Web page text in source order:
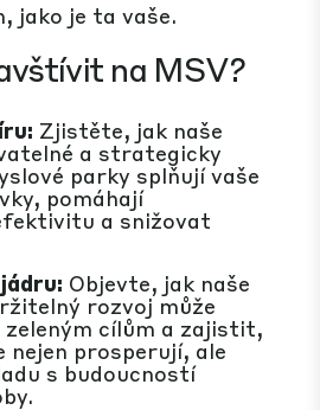
jako je ta vaše.
na MSV?
Zjistěte, jak naše
a strategicky
parky splňují vaše
pomáhají
a snižovat
Objevte, jak naše
rozvoj může
cílům a zajistit,
nejen prosperují, ale
s budoucností